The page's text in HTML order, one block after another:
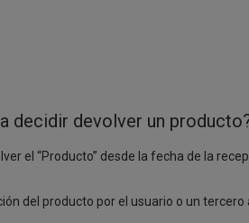
decidir devolver un
el “Producto” desde la fecha de la
del producto por el usuario o un tercero